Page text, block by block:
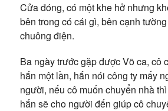
Cửa đóng, có một khe hở nhưng
bên trong có cái gì, bên cạnh
chuông điện.
Ba ngày trước gặp được Võ ca, cô
hắn một lần, hắn nói công ty mấy
người, nếu cô muốn chuyển nhà
hắn sẽ cho người đến giúp cô